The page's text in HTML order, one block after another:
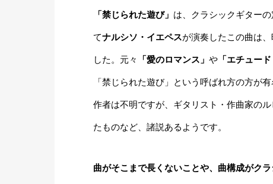
「禁じられた遊び」 は、クラシックギターの
てナルシソ・イエペスが演奏したこの曲は
した。元々 「愛のロマンス」 や 「エチュー
「禁じられた遊び」という呼ばれ方の方が
作者は不明ですが、ギタリスト・作曲家の
たものなど、諸説あるようです。
曲がそこまで長くないことや、曲構成がク